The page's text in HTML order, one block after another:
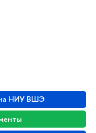
НИУ ВШЭ